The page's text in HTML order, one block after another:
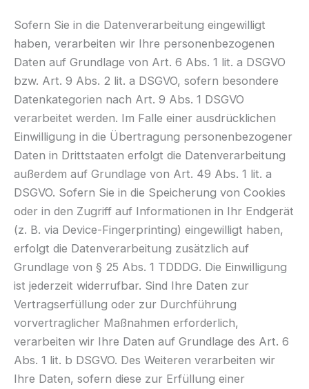
Sofern Sie in die Datenverarbeitung eingewilligt
haben, verarbeiten wir Ihre personenbezogenen
Daten auf Grundlage von Art. 6 Abs. 1 lit. a DSGVO
bzw. Art. 9 Abs. 2 lit. a DSGVO, sofern besondere
Datenkategorien nach Art. 9 Abs. 1 DSGVO
verarbeitet werden. Im Falle einer ausdrücklichen
Einwilligung in die Übertragung personenbezogener
Daten in Drittstaaten erfolgt die Datenverarbeitung
außerdem auf Grundlage von Art. 49 Abs. 1 lit. a
DSGVO. Sofern Sie in die Speicherung von Cookies
oder in den Zugriff auf Informationen in Ihr Endgerät
(z. B. via Device-Fingerprinting) eingewilligt haben,
erfolgt die Datenverarbeitung zusätzlich auf
Grundlage von § 25 Abs. 1 TDDDG. Die Einwilligung
ist jederzeit widerrufbar. Sind Ihre Daten zur
Vertragserfüllung oder zur Durchführung
vorvertraglicher Maßnahmen erforderlich,
verarbeiten wir Ihre Daten auf Grundlage des Art. 6
Abs. 1 lit. b DSGVO. Des Weiteren verarbeiten wir
Ihre Daten, sofern diese zur Erfüllung einer